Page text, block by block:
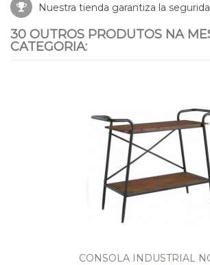
Nuestra tienda garantiza la
30 OUTROS PRODUTOS NA
CATEGORIA:
CONSOLA INDUSTRIAL